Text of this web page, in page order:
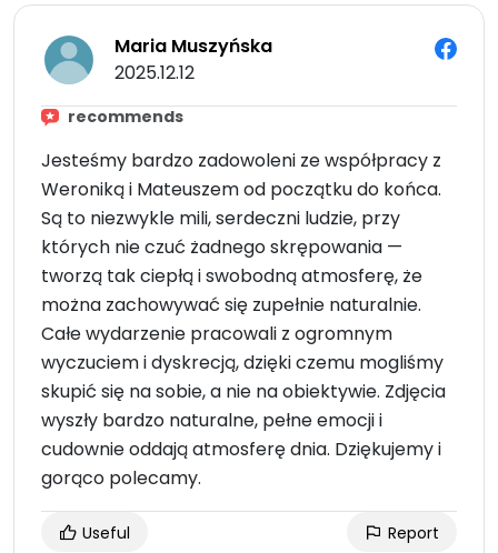
Maria Muszyńska
2025.12.12
recommends
Jesteśmy bardzo zadowoleni ze współpracy z
Weroniką i Mateuszem od początku do końca.
Są to niezwykle mili, serdeczni ludzie, przy
których nie czuć żadnego skrępowania —
tworzą tak ciepłą i swobodną atmosferę, że
można zachowywać się zupełnie naturalnie.
Całe wydarzenie pracowali z ogromnym
wyczuciem i dyskrecją, dzięki czemu mogliśmy
skupić się na sobie, a nie na obiektywie. Zdjęcia
wyszły bardzo naturalne, pełne emocji i
cudownie oddają atmosferę dnia. Dziękujemy i
gorąco polecamy.
Useful Report